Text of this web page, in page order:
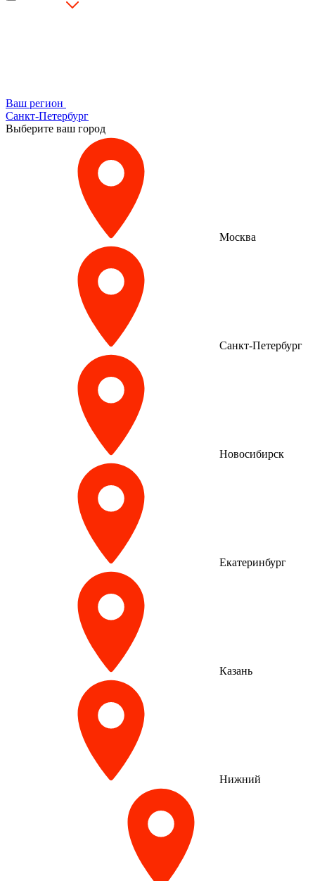
Ваш регион
Санкт-Петербург
Выберите ваш город
Москва
Санкт-Петербург
Новосибирск
Екатеринбург
Казань
Нижний